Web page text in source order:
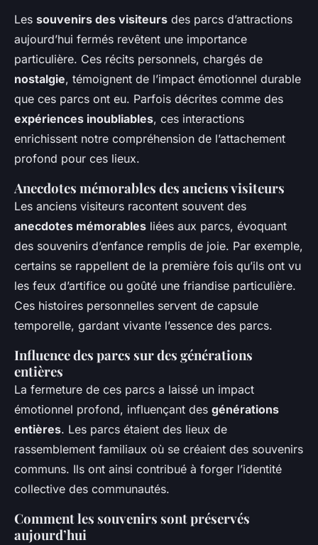
Les souvenirs des visiteurs des parcs d’attractions
aujourd’hui fermés revêtent une importance
particulière. Ces récits personnels, chargés de
nostalgie, témoignent de l’impact émotionnel durable
que ces parcs ont eu. Parfois décrites comme des
expériences inoubliables, ces interactions
enrichissent notre compréhension de l’attachement
profond pour ces lieux.
Anecdotes mémorables des anciens visiteurs
Les anciens visiteurs racontent souvent des
anecdotes mémorables liées aux parcs, évoquant
des souvenirs d’enfance remplis de joie. Par exemple,
certains se rappellent de la première fois qu’ils ont vu
les feux d’artifice ou goûté une friandise particulière.
Ces histoires personnelles servent de capsule
temporelle, gardant vivante l’essence des parcs.
Influence des parcs sur des générations
entières
La fermeture de ces parcs a laissé un impact
émotionnel profond, influençant des générations
entières. Les parcs étaient des lieux de
rassemblement familiaux où se créaient des souvenirs
communs. Ils ont ainsi contribué à forger l’identité
collective des communautés.
Comment les souvenirs sont préservés
aujourd’hui